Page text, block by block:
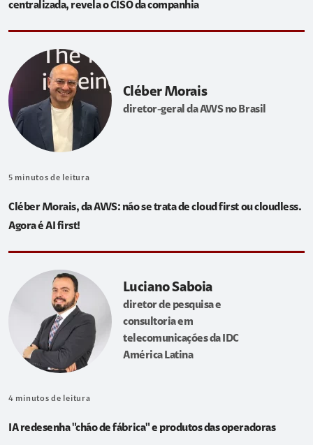
centralizada, revela o CISO da companhia
Cléber Morais
diretor-geral da AWS no Brasil
5 minutos de leitura
Cléber Morais, da AWS: não se trata de cloud first ou cloudless.
Agora é AI first!
Luciano Saboia
diretor de pesquisa e
consultoria em
telecomunicações da IDC
América Latina
4 minutos de leitura
IA redesenha "chão de fábrica" e produtos das operadoras